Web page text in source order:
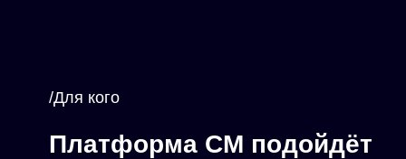
/Для кого
Платформа СМ подойдёт